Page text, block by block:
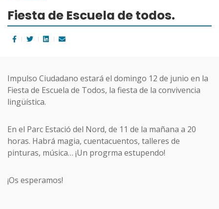
Fiesta de Escuela de todos.
Impulso Ciudadano estará el domingo 12 de junio en la
Fiesta de Escuela de Todos, la fiesta de la convivencia
lingüística.
En el Parc Estació del Nord, de 11 de la mañana a 20
horas. Habrá magia, cuentacuentos, talleres de
pinturas, música… ¡Un progrma estupendo!
¡Os esperamos!